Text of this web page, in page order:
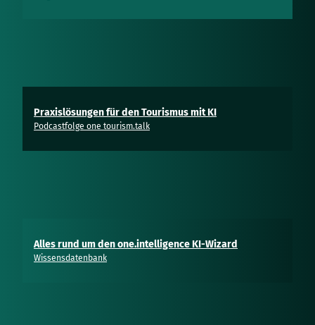
Praxislösungen für den Tourismus mit KI
Podcastfolge one tourism.talk
Alles rund um den one.intelligence KI-Wizard
Wissensdatenbank